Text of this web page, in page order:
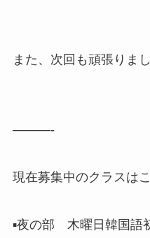
また、次回も頑張りま
———-
現在募集中のクラスは
▪️夜の部 木曜日韓国語